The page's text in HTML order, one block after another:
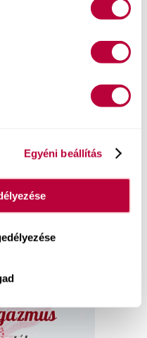
Egyéni beállítás
gyönyöre ugyanúgy